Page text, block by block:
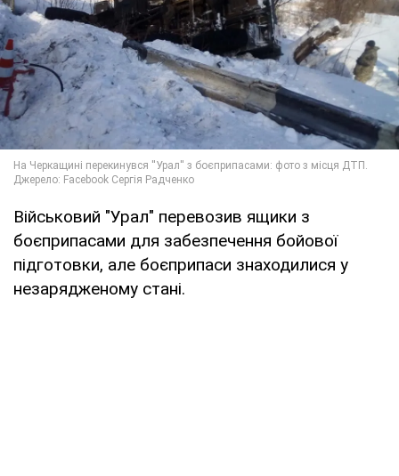
Військовий "Урал" перевозив ящики з
боєприпасами для забезпечення бойової
підготовки, але боєприпаси знаходилися у
незарядженому стані.